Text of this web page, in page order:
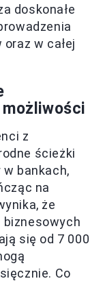
doskonałe
w całej
z
ścieżki
bankach,
na
że
się od 7 000
Co